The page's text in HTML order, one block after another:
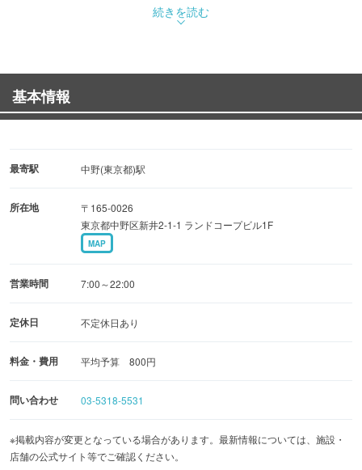
続きを読む
基本情報
最寄駅 中野(東京都)駅
所在地
〒165-0026
東京都中野区新井2-1-1 ランドコープビル1F
MAP
営業時間 7:00～22:00
定休日 不定休日あり
料金・費用 平均予算 800円
問い合わせ 03-5318-5531
※掲載内容が変更となっている場合があります。最新情報については、施設・
店舗の公式サイト等でご確認ください。